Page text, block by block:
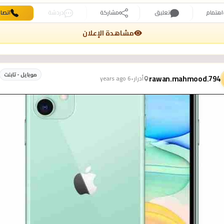
اهتمام تعليق مشاركة دردشة
مشاهدة الإعلان
rawan.mahmood.794 أدرار•
6 years ago موبايل - تابلت